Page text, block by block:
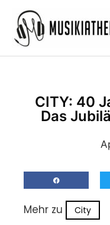
Inhalt
springen
CITY: 40
Das
Mehr zu City